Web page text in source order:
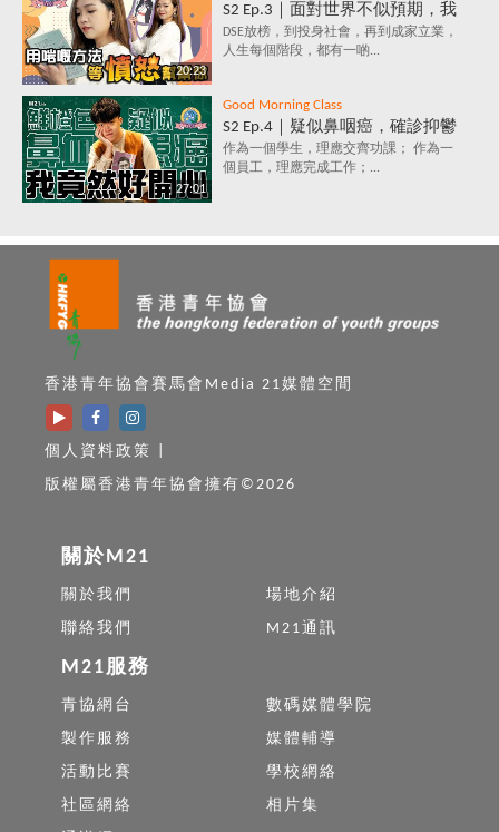
20:23
S2 Ep.3｜面對世界不似預期，我
要保持憤怒？｜負面情緒背後鮮
為人知的含義，你知道嗎？
DSE放榜，到投身社會，再到成家立業，
人生每個階段，都有一啲...
27:01
Good Morning Class
S2 Ep.4｜疑似鼻咽癌，確診抑鬱
症，究竟點解會咁？唔洗睇醫
生，唔洗食藥，都可以打敗抑鬱
作為一個學生，理應交齊功課； 作為一
個員工，理應完成工作；...
香港青年協會賽馬會Media 21媒體空間
個人資料政策
版權屬香港青年協會擁有©2026
關於M21
關於我們
場地介紹
聯絡我們
M21通訊
M21服務
青協網台
數碼媒體學院
製作服務
媒體輔導
活動比賽
學校網絡
社區網絡
相片集